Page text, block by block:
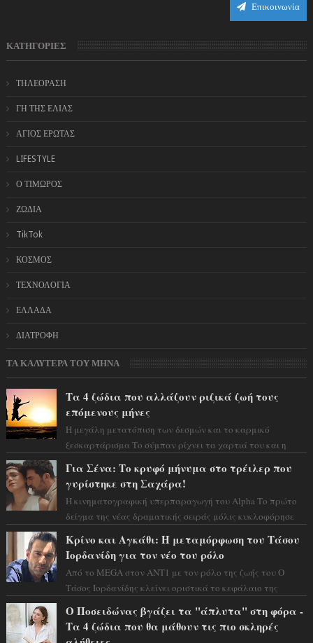
Επικοινωνία
ΚΑΤΗΓΟΡΙΕΣ
ΤΗΛΕΟΡΑΣΗ
ΓΗ ΤΗΣ ΕΛΙΑΣ
ΑΓΙΟΣ ΕΡΩΤΑΣ
LIFESTYLE
Ο ΤΙΜΩΡΟΣ
ΖΩΔΙΑ
TikTok
ΚΟΣΜΟΣ
ΤΕΧΝΟΛΟΓΙΑ
ΕΛΛΑΔΑ
ΔΙΑΤΡΟΦΗ
ΤΑ ΚΑΛΥΤΕΡΑ ΤΟΥ ΜΗΝΑ
Τα 4 ζώδια που αλλάζουν ριζικά ζωή τους
επόμενους μήνες
Η μεγάλη μετατόπιση των δεσμών και το καρμικό
ξεσκαρτάρισμα Το σύμπαν ρίχνει τα χαρτιά του και η
Για Σένα: Το κρυφό μήνυμα στο τρέιλερ που
γυρίστηκε στη Σαχάρα!
Η κινηματογραφική υπερπαραγωγή του Alpha Το πρώτο
δείγμα της νέας δραματικής σειράς μόλις κυκλοφόρησε
Κρίνο και Αγκάθι: Η μεταμόρφωση του Τάσου
Ιορδανίδη για τον νέο του ρόλο
Από το MEGA στον ΑΝΤ1 με τον ρόλο της ζωής του Ο
Τάσος Ιορδανίδης κλείνει οριστικά το κεφάλαιο της
Ο Ποσειδώνας βγάζει τα "άπλυτα" στη φόρα -
Τα 4 ζώδια που θα μάθουν τις πιο σκληρές